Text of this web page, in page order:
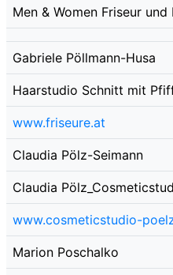
Men & Women Friseur
Gabriele Pöllmann-Husa
Haarstudio Schnitt mit
www.friseure.at
Claudia Pölz-Seimann
Claudia
www.cosmeticstudio-
Marion Poschalko